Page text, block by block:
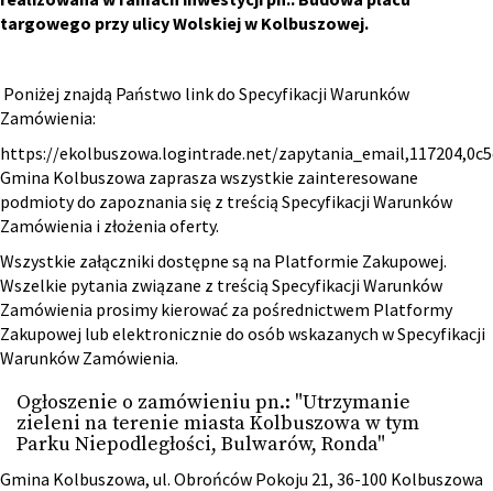
targowego przy ulicy Wolskiej w Kolbuszowej.
Poniżej znajdą Państwo link do Specyfikacji Warunków
Zamówienia:
https://ekolbuszowa.logintrade.net/
Gmina Kolbuszowa zaprasza wszystkie zainteresowane
podmioty do zapoznania się z treścią Specyfikacji Warunków
Zamówienia i złożenia oferty.
Wszystkie załączniki dostępne są na Platformie Zakupowej.
Wszelkie pytania związane z treścią Specyfikacji Warunków
Zamówienia prosimy kierować za pośrednictwem Platformy
Zakupowej lub elektronicznie do osób wskazanych w Specyfikacji
Warunków Zamówienia.
Ogłoszenie o zamówieniu pn.: "Utrzymanie
zieleni na terenie miasta Kolbuszowa w tym
Parku Niepodległości, Bulwarów, Ronda"
Gmina Kolbuszowa, ul. Obrońców Pokoju 21, 36-100 Kolbuszowa